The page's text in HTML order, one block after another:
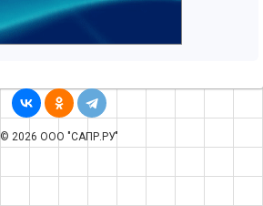
© 2026 ООО "САПР.РУ"